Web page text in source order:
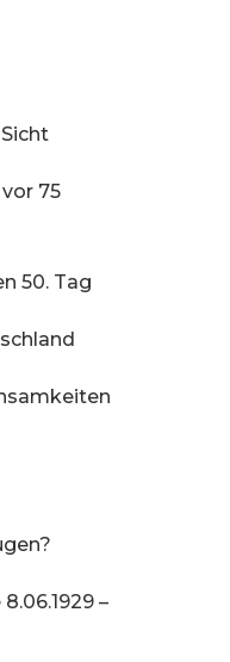
75
50. Tag
–